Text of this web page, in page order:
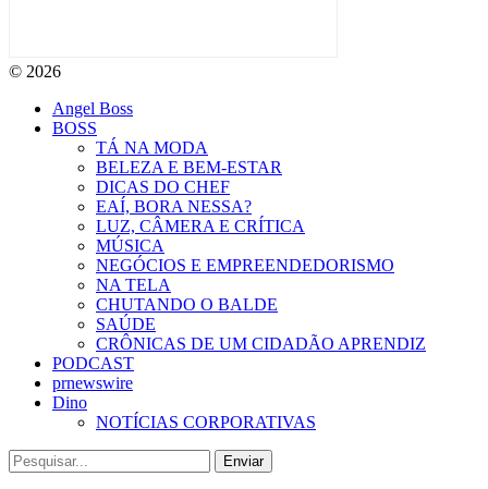
© 2026
Angel Boss
BOSS
TÁ NA MODA
BELEZA E BEM-ESTAR
DICAS DO CHEF
EAÍ, BORA NESSA?
LUZ, CÂMERA E CRÍTICA
MÚSICA
NEGÓCIOS E EMPREENDEDORISMO
NA TELA
CHUTANDO O BALDE
SAÚDE
CRÔNICAS DE UM CIDADÃO APRENDIZ
PODCAST
prnewswire
Dino
NOTÍCIAS CORPORATIVAS
Enviar